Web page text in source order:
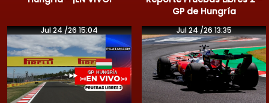
GP de Hungría
Jul 24 /26 15:04 Jul 24 /26 13:35